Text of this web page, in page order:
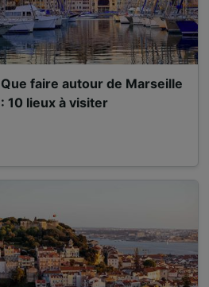
Que faire autour de Marseille
: 10 lieux à visiter